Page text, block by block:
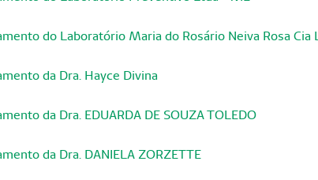
do Laboratório Maria do Rosário Neiva Rosa Cia
da Dra. Hayce Divina
da Dra. EDUARDA DE SOUZA TOLEDO
da Dra. DANIELA ZORZETTE